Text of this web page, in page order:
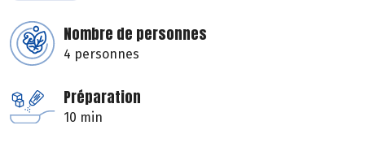
Nombre de personnes
4 personnes
Préparation
10 min